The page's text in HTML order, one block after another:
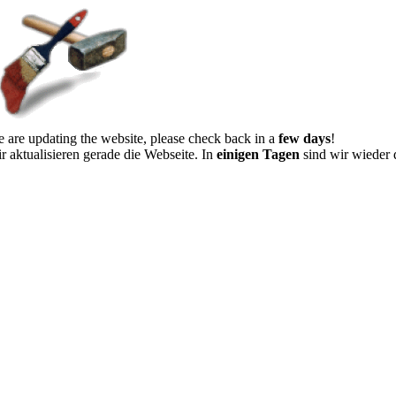
are updating the website, please check back in a few days!
aktualisieren gerade die Webseite. In einigen Tagen sind wir wieder